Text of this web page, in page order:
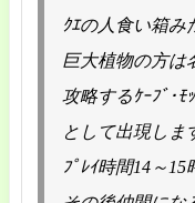
ｸｴの人食い箱み
巨大植物の方は
攻略するｹｰﾌﾞ･ﾓ
として出現しま
ﾌﾟﾚｲ時間14～15